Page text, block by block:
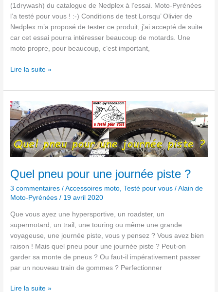
(1drywash) du catalogue de Nedplex à l’essai. Moto-Pyrénées
l’a testé pour vous ! :-) Conditions de test Lorsqu’ Olivier de
Nedplex m’a proposé de tester ce produit, j’ai accepté de suite
car cet essai pourra intéresser beaucoup de motards. Une
moto propre, pour beaucoup, c’est important,
Lire la suite »
Quel pneu pour une journée piste ?
3 commentaires /Accessoires moto ,Testé pour vous /Alain de
Moto-Pyrénées/ 19 avril 2020
Que vous ayez une hypersportive, un roadster, un
supermotard, un trail, une touring ou même une grande
voyageuse, une journée piste, vous y pensez ? Vous avez bien
raison ! Mais quel pneu pour une journée piste ? Peut-on
garder sa monte de pneus ? Ou faut-il impérativement passer
par un nouveau train de gommes ? Perfectionner
Quel
pneu
pour
une
journée
piste
?
Lire la suite »